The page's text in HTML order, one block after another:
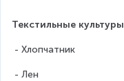
Текстильные культуры
- Хлопчатник
- Лен